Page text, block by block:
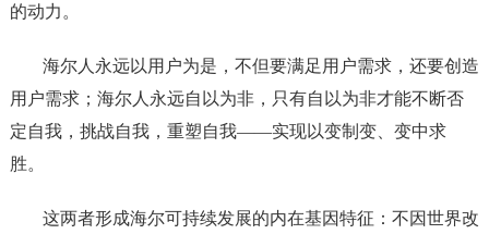
的动力。
海尔人永远以用户为是，不但要满足用户需求，还要创造
用户需求；海尔人永远自以为非，只有自以为非才能不断否
定自我，挑战自我，重塑自我——实现以变制变、变中求
胜。
这两者形成海尔可持续发展的内在基因特征：不因世界改